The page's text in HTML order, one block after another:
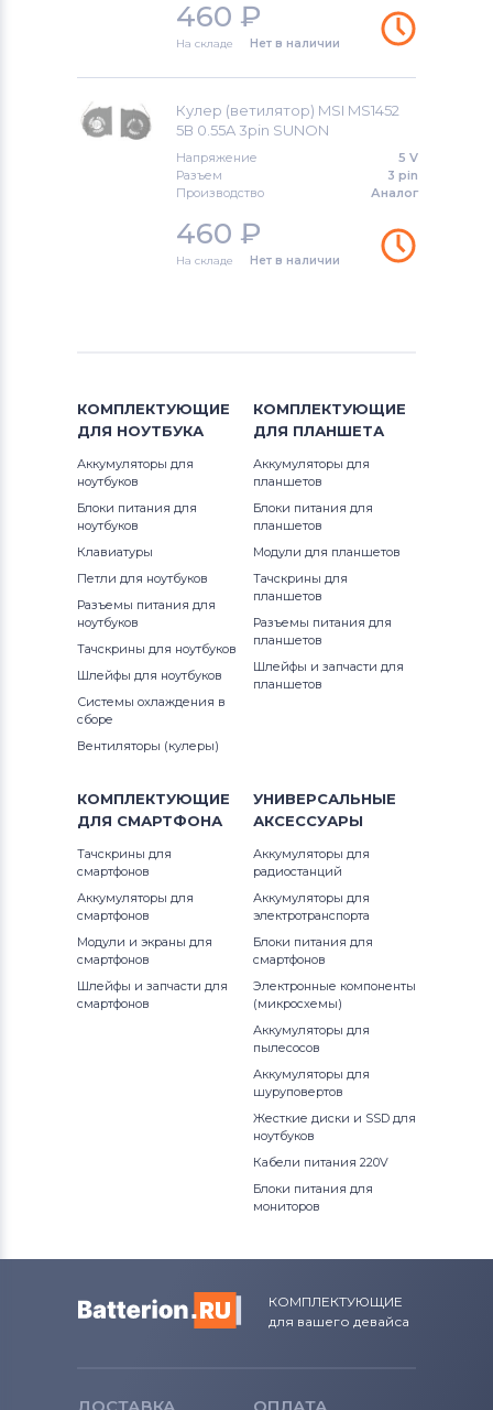
460 ₽
На складе Нет в наличии
Кулер (ветилятор) MSI MS1452
5В 0.55A 3pin SUNON
Напряжение
5 V
Разъем
3 pin
Производство
Аналог
460 ₽
На складе Нет в наличии
КОМПЛЕКТУЮЩИЕ
ДЛЯ НОУТБУКА
Аккумуляторы для
ноутбуков
Блоки питания для
ноутбуков
Клавиатуры
Петли для ноутбуков
Разъемы питания для
ноутбуков
Тачскрины для ноутбуков
Шлейфы для ноутбуков
Системы охлаждения в
сборе
Вентиляторы (кулеры)
КОМПЛЕКТУЮЩИЕ
ДЛЯ ПЛАНШЕТА
Аккумуляторы для
планшетов
Блоки питания для
планшетов
Модули для планшетов
Тачскрины для
планшетов
Разъемы питания для
планшетов
Шлейфы и запчасти для
планшетов
КОМПЛЕКТУЮЩИЕ
ДЛЯ СМАРТФОНА
Тачскрины для
смартфонов
Аккумуляторы для
смартфонов
Модули и экраны для
смартфонов
Шлейфы и запчасти для
смартфонов
УНИВЕРСАЛЬНЫЕ
АКСЕССУАРЫ
Аккумуляторы для
радиостанций
Аккумуляторы для
электротранспорта
Блоки питания для
смартфонов
Электронные компоненты
(микросхемы)
Аккумуляторы для
пылесосов
Аккумуляторы для
шуруповертов
Жесткие диски и SSD для
ноутбуков
Кабели питания 220V
Блоки питания для
мониторов
КОМПЛЕКТУЮЩИЕ
для вашего девайса